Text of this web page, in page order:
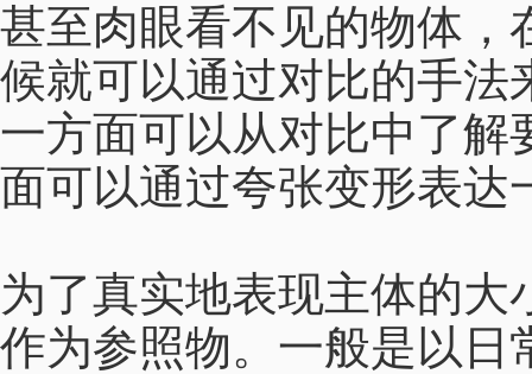
甚至肉眼看不见的物体，
候就可以通过对比的手法
一方面可以从对比中了解
面可以通过夸张变形表达
为了真实地表现主体的
作为参照物。一般是以日